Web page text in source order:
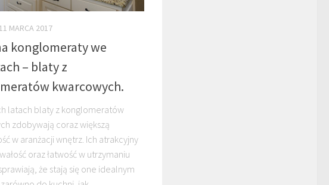
11 MARCA 2017
konglomeraty we
– blaty z
kwarcowych.
latach blaty z konglomeratów
zdobywają coraz większą
w aranżacji wnętrz. Ich atrakcyjny
oraz łatwość w utrzymaniu
że stają się one idealnym